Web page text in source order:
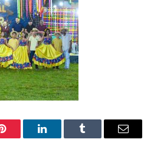
Pinterest LinkedInTumblr Email